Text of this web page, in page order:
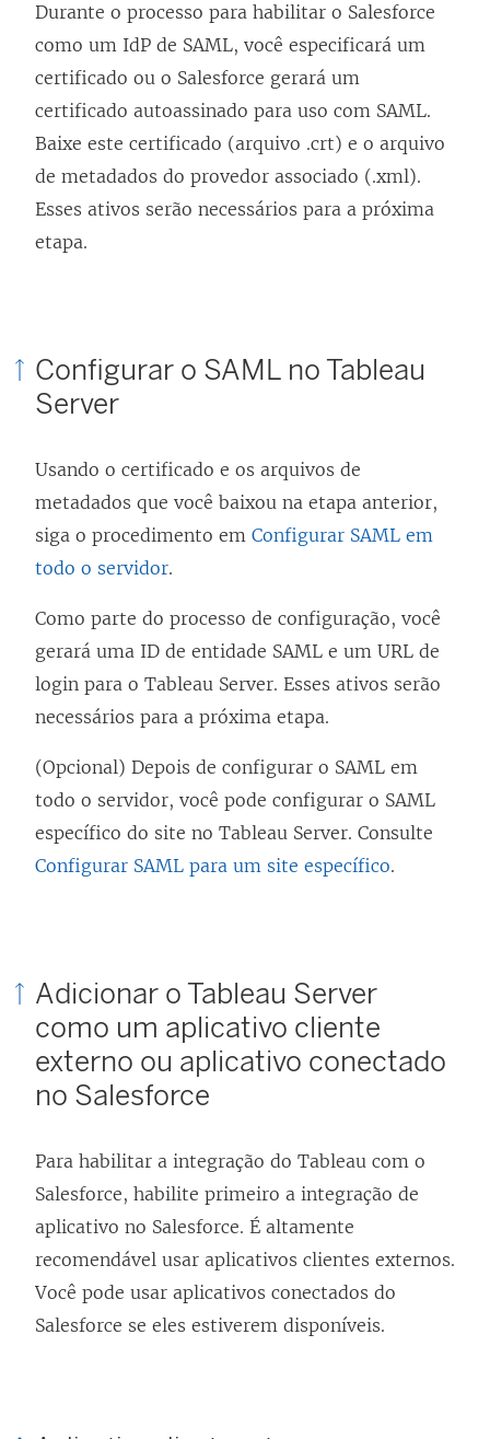
n
v
n
a
)
Durante o processo para habilitar o Salesforce
como um IdP de SAML, você especificará um
certificado ou o Salesforce gerará um
certificado autoassinado para uso com SAML.
Baixe este certificado (arquivo .crt) e o arquivo
de metadados do provedor associado (.xml).
Esses ativos serão necessários para a próxima
etapa.
Configurar o SAML no Tableau
Server
Usando o certificado e os arquivos de
metadados que você baixou na etapa anterior,
siga o procedimento em Configurar SAML em
todo o servidor.
Como parte do processo de configuração, você
gerará uma ID de entidade SAML e um URL de
login para o Tableau Server. Esses ativos serão
necessários para a próxima etapa.
(Opcional) Depois de configurar o SAML em
todo o servidor, você pode configurar o SAML
específico do site no Tableau Server. Consulte
Configurar SAML para um site específico.
Adicionar o Tableau Server
como um aplicativo cliente
externo ou aplicativo conectado
no Salesforce
Para habilitar a integração do Tableau com o
Salesforce, habilite primeiro a integração de
aplicativo no Salesforce. É altamente
recomendável usar aplicativos clientes externos.
Você pode usar aplicativos conectados do
Salesforce se eles estiverem disponíveis.